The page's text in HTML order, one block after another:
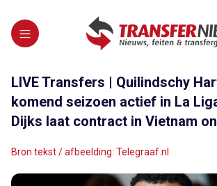
LIVE Transfers | Quilindschy
komend seizoen actief in La
Dijks laat contract in Vietnam
Bron tekst / afbeelding: Telegraaf.nl